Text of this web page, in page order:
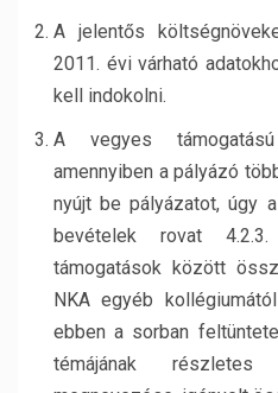
A jelentős
2011. évi várható
kell indokolni.
A vegyes
amennyiben a pályázó
nyújt be pályázatot, úgy
bevételek rovat
támogatások között
NKA egyéb
ebben a sorban
témájának részletes